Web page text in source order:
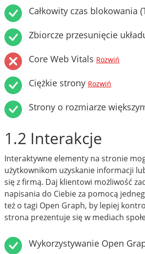
Całkowity czas blokowania
Zbiorcze przesunięcie
Core Web Vitals Rozwiń
Ciężkie strony Rozwiń
Strony o rozmiarze
1.2 Interakcje
Interaktywne elementy na stronie
użytkownikom uzyskanie informacji
się z firmą. Daj klientowi możliwość
napisania do Ciebie za pomocą
też o tagi Open Graph, by lepiej
strona prezentuje się w mediach
Wykorzystywanie Open